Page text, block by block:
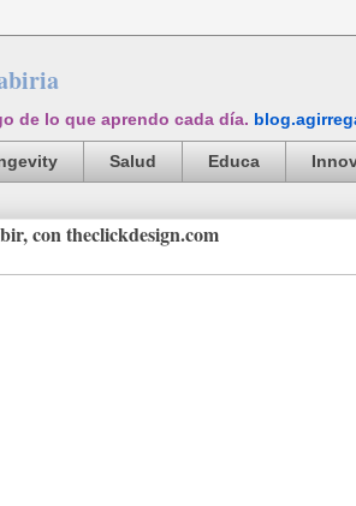
de lo que aprendo cada día.
Salud Educa
con theclickdesign.com